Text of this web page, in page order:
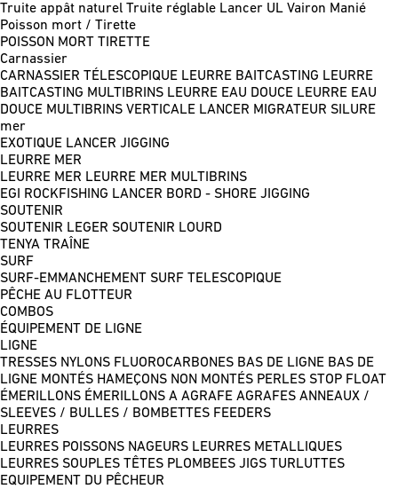
Truite appât naturel Truite réglable Lancer UL Vairon Manié
Poisson mort / Tirette
POISSON MORT TIRETTE
Carnassier
CARNASSIER TÉLESCOPIQUE LEURRE BAITCASTING LEURRE
BAITCASTING MULTIBRINS LEURRE EAU DOUCE LEURRE EAU
DOUCE MULTIBRINS VERTICALE LANCER MIGRATEUR SILURE
mer
EXOTIQUE LANCER JIGGING
LEURRE MER
LEURRE MER LEURRE MER MULTIBRINS
EGI
ROCKFISHING LANCER BORD - SHORE JIGGING
SOUTENIR
SOUTENIR LEGER SOUTENIR LOURD
TENYA TRAÎNE
SURF
SURF-EMMANCHEMENT SURF TELESCOPIQUE
PÊCHE AU FLOTTEUR
COMBOS
ÉQUIPEMENT DE LIGNE
LIGNE
TRESSES NYLONS FLUOROCARBONES BAS DE LIGNE BAS DE
LIGNE MONTÉS HAMEÇONS NON MONTÉS PERLES STOP FLOAT
ÉMERILLONS ÉMERILLONS A AGRAFE AGRAFES ANNEAUX /
SLEEVES / BULLES / BOMBETTES FEEDERS
LEURRES
LEURRES POISSONS NAGEURS LEURRES METALLIQUES
LEURRES SOUPLES TÊTES PLOMBEES JIGS TURLUTTES
EQUIPEMENT DU PÊCHEUR